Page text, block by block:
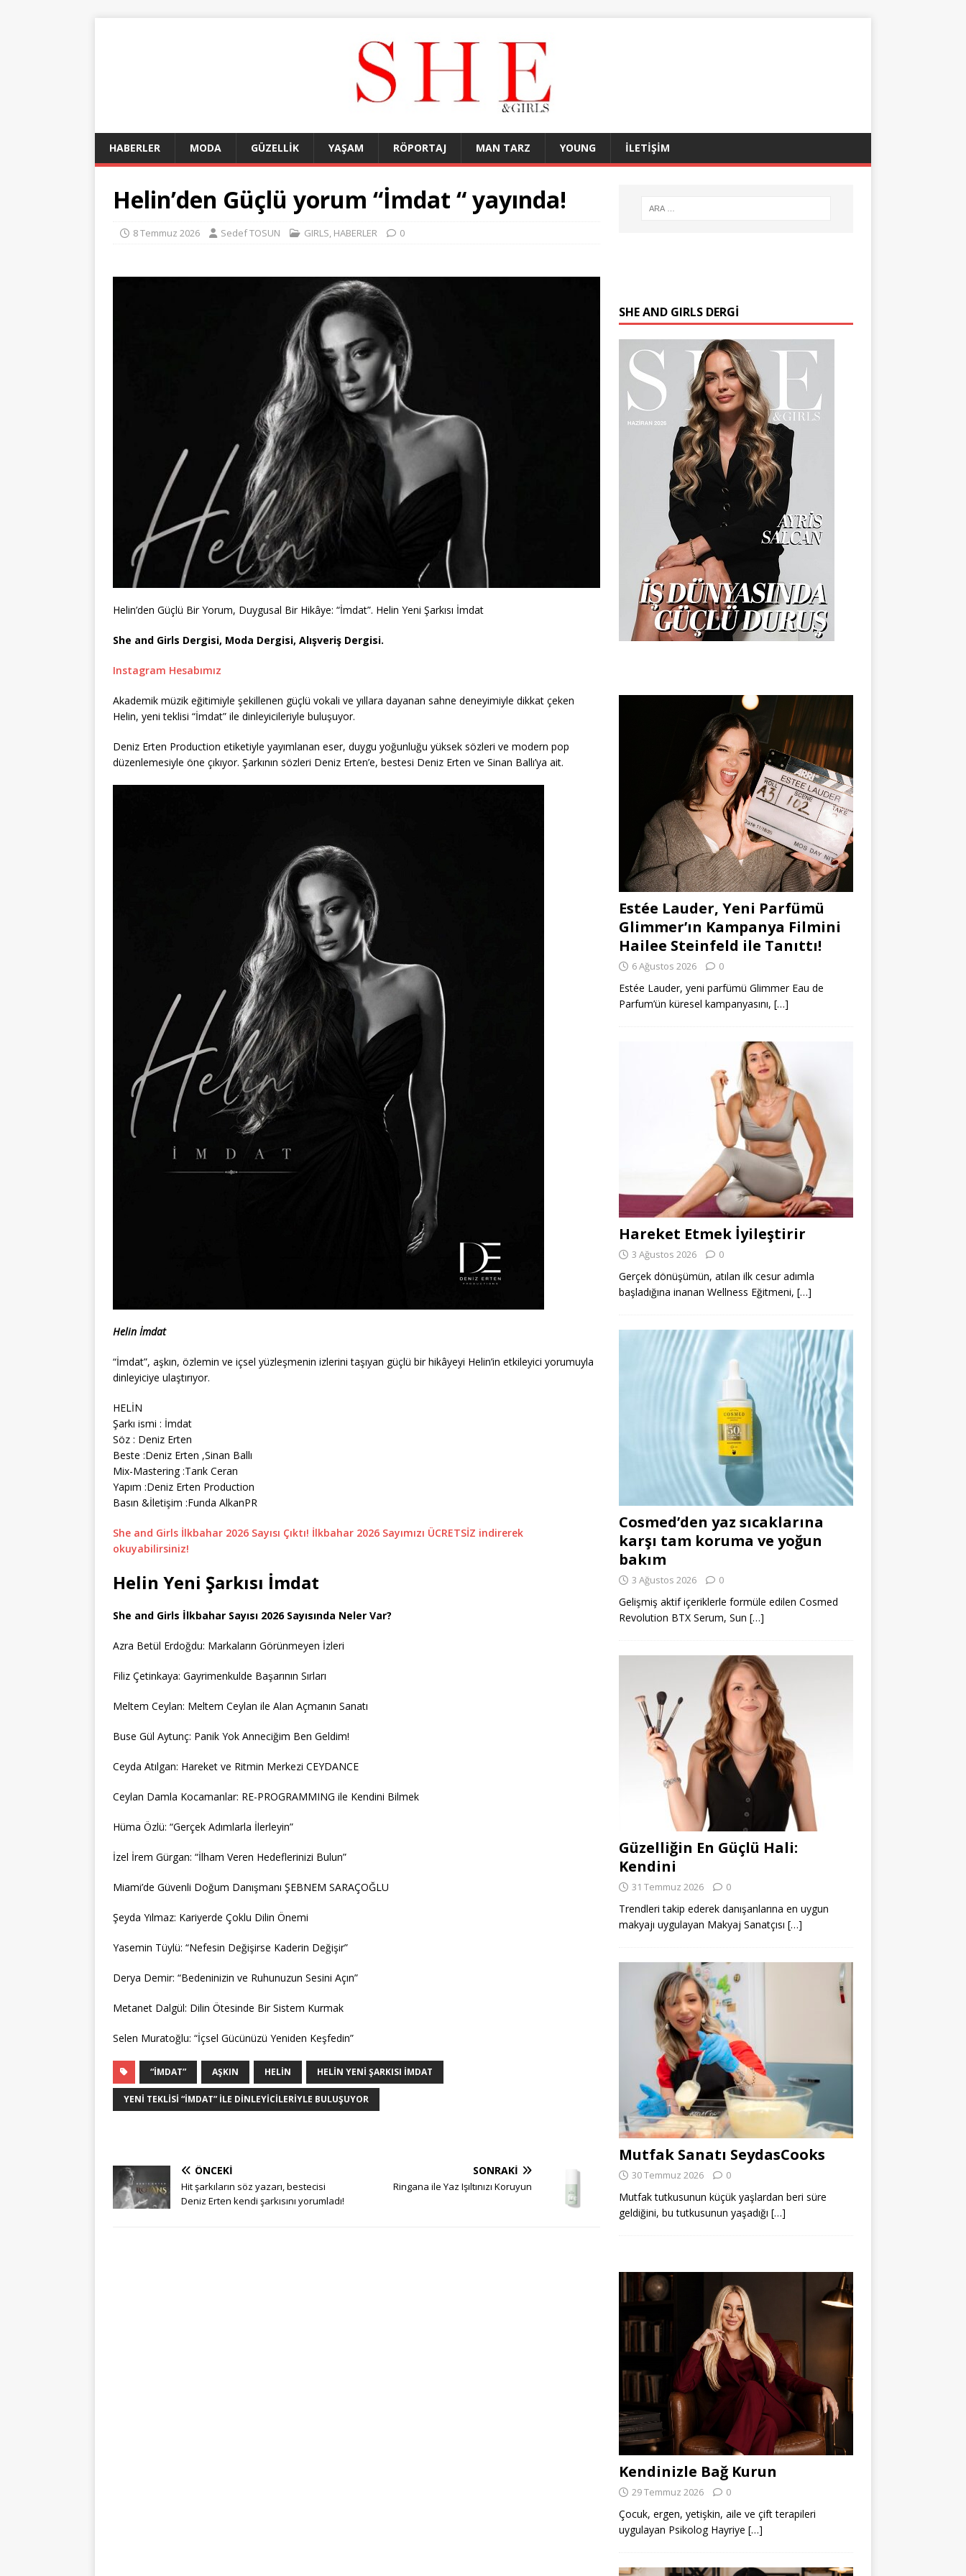
HABERLER MODA GÜZELLİK YAŞAM RÖPORTAJ MAN TARZ YOUNG İLETİŞİM
Helin’den Güçlü yorum “İmdat “ yayında!
8 Temmuz 2026 Sedef TOSUN GIRLS, HABERLER 0
Helin’den Güçlü Bir Yorum, Duygusal Bir Hikâye: “İmdat”. Helin Yeni Şarkısı İmdat
She and Girls Dergisi, Moda Dergisi, Alışveriş Dergisi.
Instagram Hesabımız
Akademik müzik eğitimiyle şekillenen güçlü vokali ve yıllara dayanan sahne deneyimiyle dikkat çeken
Helin, yeni teklisi “İmdat” ile dinleyicileriyle buluşuyor.
Deniz Erten Production etiketiyle yayımlanan eser, duygu yoğunluğu yüksek sözleri ve modern pop
düzenlemesiyle öne çıkıyor. Şarkının sözleri Deniz Erten’e, bestesi Deniz Erten ve Sinan Ballı’ya ait.
Helin İmdat
“İmdat”, aşkın, özlemin ve içsel yüzleşmenin izlerini taşıyan güçlü bir hikâyeyi Helin’in etkileyici yorumuyla
dinleyiciye ulaştırıyor.
HELİN
Şarkı ismi : İmdat
Söz : Deniz Erten
Beste :Deniz Erten ,Sinan Ballı
Mix-Mastering :Tarık Ceran
Yapım :Deniz Erten Production
Basın &İletişim :Funda AlkanPR
She and Girls İlkbahar 2026 Sayısı Çıktı! İlkbahar 2026 Sayımızı ÜCRETSİZ indirerek
okuyabilirsiniz!
Helin Yeni Şarkısı İmdat
She and Girls İlkbahar Sayısı 2026 Sayısında Neler Var?
Azra Betül Erdoğdu: Markaların Görünmeyen İzleri
Filiz Çetinkaya: Gayrimenkulde Başarının Sırları
Meltem Ceylan: Meltem Ceylan ile Alan Açmanın Sanatı
Buse Gül Aytunç: Panik Yok Anneciğim Ben Geldim!
Ceyda Atılgan: Hareket ve Ritmin Merkezi CEYDANCE
Ceylan Damla Kocamanlar: RE-PROGRAMMING ile Kendini Bilmek
Hüma Özlü: “Gerçek Adımlarla İlerleyin”
İzel İrem Gürgan: “İlham Veren Hedeflerinizi Bulun”
Miami’de Güvenli Doğum Danışmanı ŞEBNEM SARAÇOĞLU
Şeyda Yılmaz: Kariyerde Çoklu Dilin Önemi
Yasemin Tüylü: “Nefesin Değişirse Kaderin Değişir”
Derya Demir: “Bedeninizin ve Ruhunuzun Sesini Açın”
Metanet Dalgül: Dilin Ötesinde Bir Sistem Kurmak
Selen Muratoğlu: “İçsel Gücünüzü Yeniden Keşfedin”
“İMDAT” AŞKIN HELIN HELIN YENI ŞARKISI İMDAT
YENI TEKLISI “İMDAT” ILE DINLEYICILERIYLE BULUŞUYOR
ÖNCEKI
Hit şarkıların söz yazarı, bestecisi
Deniz Erten kendi şarkısını yorumladı!
SONRAKI
Ringana ile Yaz Işıltınızı Koruyun
SHE AND GIRLS DERGİ
Estée Lauder, Yeni Parfümü
Glimmer’ın Kampanya Filmini
Hailee Steinfeld ile Tanıttı!
6 Ağustos 2026 0
Estée Lauder, yeni parfümü Glimmer Eau de
Parfum’ün küresel kampanyasını, […]
Hareket Etmek İyileştirir
3 Ağustos 2026 0
Gerçek dönüşümün, atılan ilk cesur adımla
başladığına inanan Wellness Eğitmeni, […]
Cosmed’den yaz sıcaklarına
karşı tam koruma ve yoğun
bakım
3 Ağustos 2026 0
Gelişmiş aktif içeriklerle formüle edilen Cosmed
Revolution BTX Serum, Sun […]
Güzelliğin En Güçlü Hali:
Kendini
31 Temmuz 2026 0
Trendleri takip ederek danışanlarına en uygun
makyajı uygulayan Makyaj Sanatçısı […]
Mutfak Sanatı SeydasCooks
30 Temmuz 2026 0
Mutfak tutkusunun küçük yaşlardan beri süre
geldiğini, bu tutkusunun yaşadığı […]
Kendinizle Bağ Kurun
29 Temmuz 2026 0
Çocuk, ergen, yetişkin, aile ve çift terapileri
uygulayan Psikolog Hayriye […]